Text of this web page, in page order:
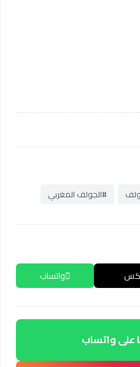
#الجولف المغربي
واتساب
على واتساب